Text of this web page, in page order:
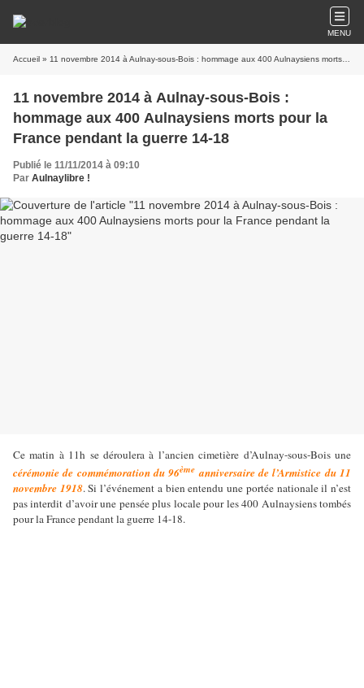
MENU
Accueil » 11 novembre 2014 à Aulnay-sous-Bois : hommage aux 400 Aulnaysiens morts pour la France pendant la guerre 14-18
11 novembre 2014 à Aulnay-sous-Bois :
hommage aux 400 Aulnaysiens morts pour la
France pendant la guerre 14-18
Publié le 11/11/2014 à 09:10
Par Aulnaylibre !
Ce matin à 11h se déroulera à l’ancien cimetière d’Aulnay-sous-Bois une
cérémonie de commémoration du 96ème anniversaire de l’Armistice du 11
novembre 1918. Si l’événement a bien entendu une portée nationale il n’est
pas interdit d’avoir une pensée plus locale pour les 400 Aulnaysiens tombés
pour la France pendant la guerre 14-18.